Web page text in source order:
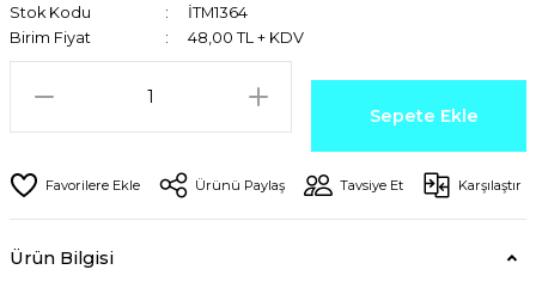
Stok Kodu
İTM1364
Birim Fiyat
48,00 TL + KDV
Sepete Ekle
Ürünü Paylaş Tavsiye Et Karşılaştır
Ürün Bilgisi